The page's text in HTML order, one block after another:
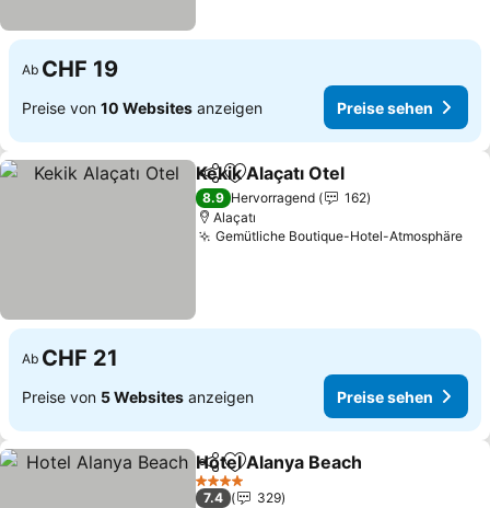
Ab CHF 19
Preise von 10 Websites anzeigen Preise sehen
TeilenZu Favoriten hinzufügen
Kekik Alaçatı Otel
8.9 Hervorragend
162
Alaçatı
Gemütliche Boutique-Hotel-Atmosphäre
Ab CHF 21
Preise von 5 Websites anzeigen Preise sehen
TeilenZu Favoriten hinzufügen
Hotel Alanya Beach
4 Sterne
7.4
329